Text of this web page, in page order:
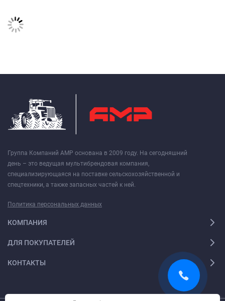
Группа Компаний АМР основана в 2009 году. На сегодняшний
день – это ведущая мультибрендовая компания,
специализирующаяся на поставке сельскохозяйственной и
спецтехники, а также запасных частей к ней.
Политика персональных данных
КОМПАНИЯ
ДЛЯ ПОКУПАТЕЛЕЙ
КОНТАКТЫ